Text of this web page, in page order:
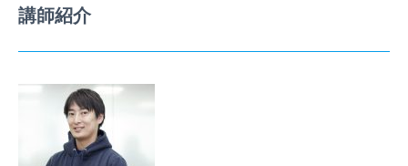
講師紹介